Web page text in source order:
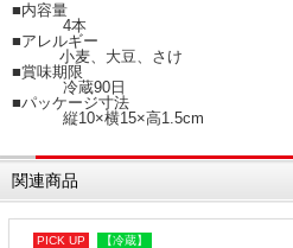
■内容量
4本
■アレルギー
小麦、大豆、さけ
■賞味期限
冷蔵90日
■パッケージ寸法
縦10×横15×高1.5cm
関連商品
PICK UP 【冷蔵】